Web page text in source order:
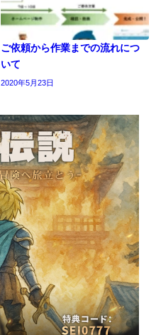
ご依頼から作業までの流れにつ
いて
2020年5月23日